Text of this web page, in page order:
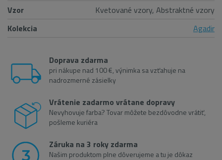
Vzor
Kvetované vzory, Abstraktné vzory
Kolekcia
Agadir
Doprava zdarma
pri nákupe nad 100 €, výnimka sa vzťahuje na
nadrozmerné zásielky
Vrátenie zadarmo vrátane dopravy
Nevyhovuje farba? Tovar môžete bezdôvodne vrátiť,
pošleme kuriéra
Záruka na 3 roky zdarma
Našim produktom plne dôverujeme a tu je dôkaz